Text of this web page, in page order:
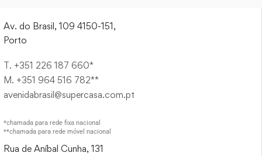
Av. do Brasil, 109 4150-151,
Porto
T. +351 226 187 660*
M. +351 964 516 782**
avenidabrasil@supercasa.com.pt
*chamada para rede fixa nacional
**chamada para rede móvel nacional
Rua de Aníbal Cunha, 131